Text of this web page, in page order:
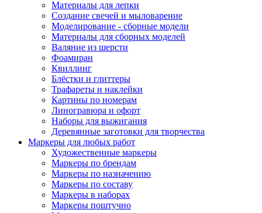
Материалы для лепки
Создание свечей и мыловарение
Моделирование - сборные модели
Материалы для сборных моделей
Валяние из шерсти
Фоамиран
Квиллинг
Блёстки и глиттеры
Трафареты и наклейки
Картины по номерам
Линогравюра и офорт
Наборы для выжигания
Деревянные заготовки для творчества
Маркеры для любых работ
Художественные маркеры
Маркеры по брендам
Маркеры по назначению
Маркеры по составу
Маркеры в наборах
Маркеры поштучно